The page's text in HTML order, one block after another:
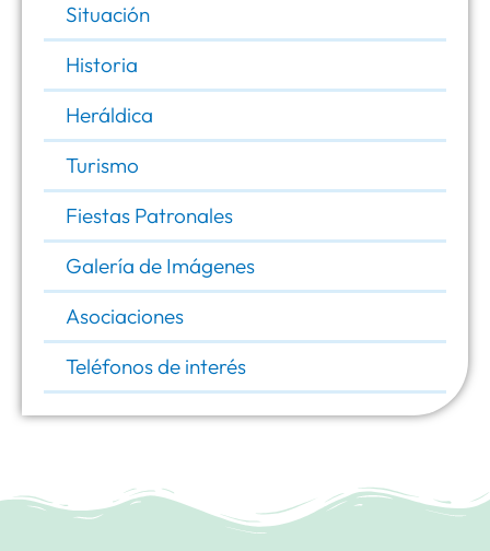
Situación
Historia
Heráldica
Turismo
Fiestas Patronales
Galería de Imágenes
Asociaciones
Teléfonos de interés